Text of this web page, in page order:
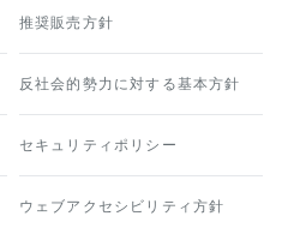
推奨販売方針
反社会的勢力に対する基本方針
セキュリティポリシー
ウェブアクセシビリティ方針